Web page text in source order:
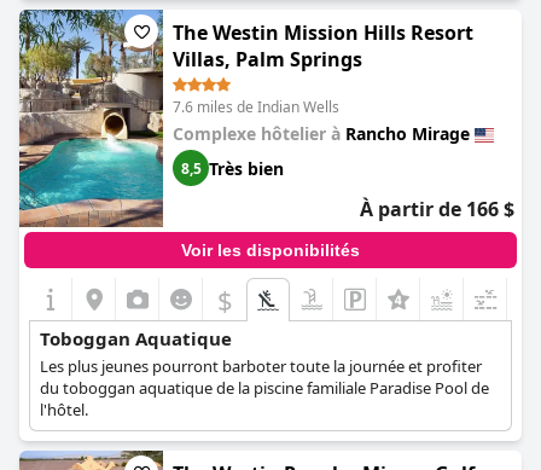
The Westin Mission Hills Resort
Villas, Palm Springs
7.6 miles de Indian Wells
Complexe hôtelier à Rancho Mirage
8,5 Très bien
À partir de 166 $
Voir les disponibilités
$
Toboggan Aquatique
Les plus jeunes pourront barboter toute la journée et profiter
du toboggan aquatique de la piscine familiale Paradise Pool de
l'hôtel.